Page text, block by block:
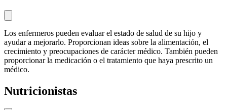
Los enfermeros pueden evaluar el estado de salud de su hijo y
ayudar a mejorarlo. Proporcionan ideas sobre la alimentación, el
crecimiento y preocupaciones de carácter médico. También pueden
proporcionar la medicación o el tratamiento que haya prescrito un
médico.
Nutricionistas